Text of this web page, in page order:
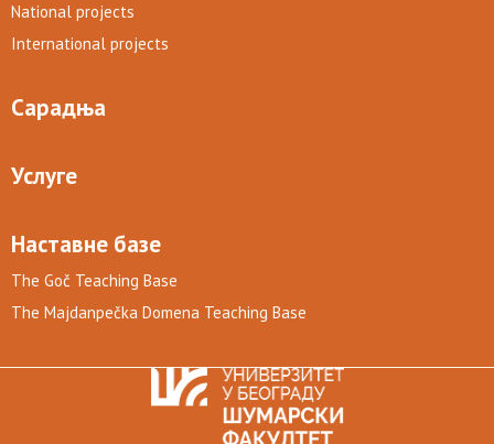
National projects
International projects
Сарадња
Услуге
Наставне базе
The Goč Teaching Base
The Majdanpečka Domena Teaching Base